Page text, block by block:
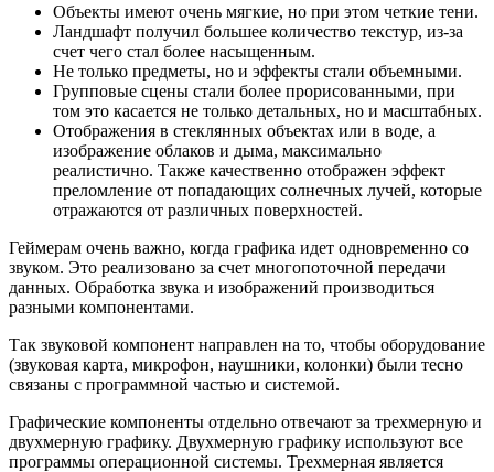
Объекты имеют очень мягкие, но при этом четкие тени.
Ландшафт получил большее количество текстур, из-за
счет чего стал более насыщенным.
Не только предметы, но и эффекты стали объемными.
Групповые сцены стали более прорисованными, при
том это касается не только детальных, но и масштабных.
Отображения в стеклянных объектах или в воде, а
изображение облаков и дыма, максимально
реалистично. Также качественно отображен эффект
преломление от попадающих солнечных лучей, которые
отражаются от различных поверхностей.
Геймерам очень важно, когда графика идет одновременно со
звуком. Это реализовано за счет многопоточной передачи
данных. Обработка звука и изображений производиться
разными компонентами.
Так звуковой компонент направлен на то, чтобы оборудование
(звуковая карта, микрофон, наушники, колонки) были тесно
связаны с программной частью и системой.
Графические компоненты отдельно отвечают за трехмерную и
двухмерную графику. Двухмерную графику используют все
программы операционной системы. Трехмерная является